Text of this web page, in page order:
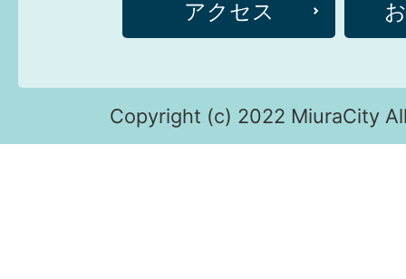
アクセス
Copyright (c) 2022 MiuraCity